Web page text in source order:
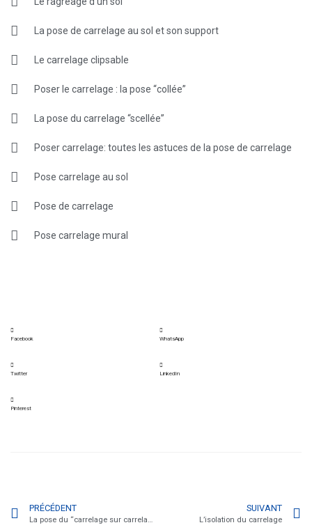
La pose de carrelage au sol et son support
Le carrelage clipsable
Poser le carrelage : la pose “collée”
La pose du carrelage “scellée”
Poser carrelage: toutes les astuces de la pose de carrelage
Pose carrelage au sol
Pose de carrelage
Pose carrelage mural
Facebook WhatsApp
Twitter LinkedIn
Pinterest
PRÉCÉDENT
La pose du “carrelage sur carrelage”
SUIVANT
L’isolation du carrelage